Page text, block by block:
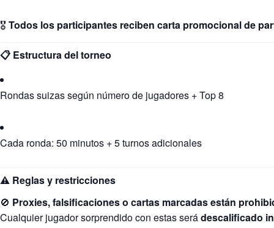
🎖️ Todos los participantes reciben carta promocional de
📋 Estructura del torneo
Rondas suizas según número de jugadores + Top 8
Cada ronda: 50 minutos + 5 turnos adicionales
⚠ Reglas y restricciones
🚫 Proxies, falsificaciones o cartas marcadas están
Cualquier jugador sorprendido con estas serádescalificado